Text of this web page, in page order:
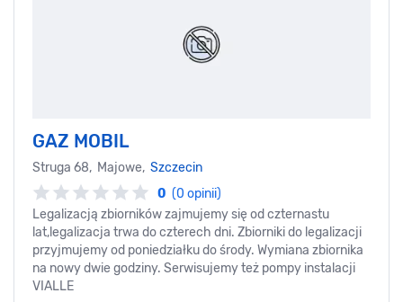
GAZ MOBIL
Struga 68, Majowe, Szczecin
0 (0 opinii)
Legalizacją zbiorników zajmujemy się od czternastu
lat,legalizacja trwa do czterech dni. Zbiorniki do legalizacji
przyjmujemy od poniedziałku do środy. Wymiana zbiornika
na nowy dwie godziny. Serwisujemy też pompy instalacji
VIALLE